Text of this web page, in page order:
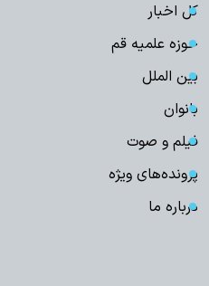
کل اخبار
حوزه علمیه قم
بین الملل
بانوان
فیلم و صوت
پرونده‌های ویژه
درباره ما